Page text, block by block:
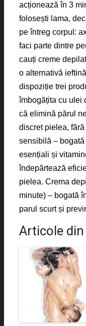
acționează în 3
folosești lama,
pe întreg corpul:
faci parte dintre
cauți creme
o alternativă
dispoziție trei
îmbogățita cu ulei
că elimină părul
discret pielea,
sensibilă –
esențiali și
îndepărtează
pielea. Crema
minute) – bogată
parul scurt și
Articole